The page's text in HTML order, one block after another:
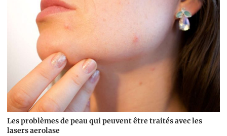
Les problèmes de peau qui peuvent être traités avec les
lasers aerolase